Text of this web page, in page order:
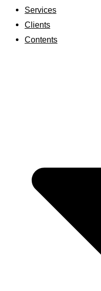
Services
Clients
Contents